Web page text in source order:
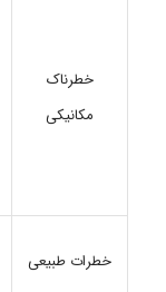
خطرناک
مکانیکی
خطرات طبیعی